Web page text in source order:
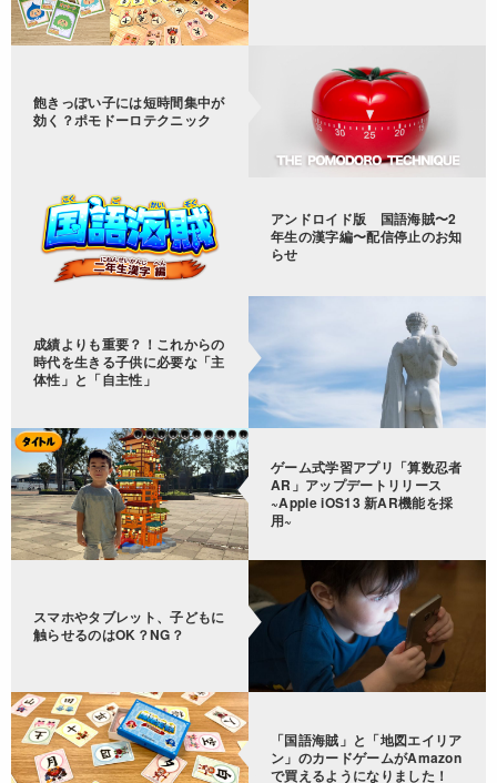
飽きっぽい子には短時間集中が
効く？ポモドーロテクニック
アンドロイド版 国語海賊〜2
年生の漢字編〜配信停止のお知
らせ
成績よりも重要？！これからの
時代を生きる子供に必要な「主
体性」と「自主性」
ゲーム式学習アプリ「算数忍者
AR」アップデートリリース
~Apple iOS13 新AR機能を採
用~
スマホやタブレット、子どもに
触らせるのはOK？NG？
「国語海賊」と「地図エイリア
ン」のカードゲームがAmazon
で買えるようになりました！